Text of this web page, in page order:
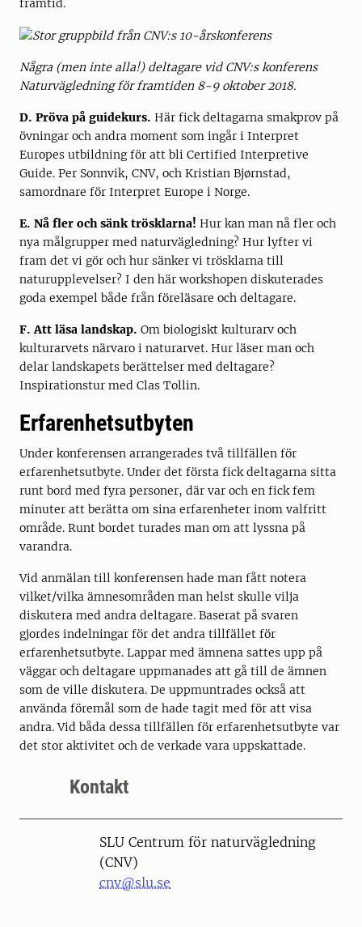
framtid.
Några (men inte alla!) deltagare vid CNV:s konferens
Naturvägledning för framtiden 8-9 oktober 2018.
D. Pröva på guidekurs. Här fick deltagarna smakprov på
övningar och andra moment som ingår i Interpret
Europes utbildning för att bli Certified Interpretive
Guide. Per Sonnvik, CNV, och Kristian Bjørnstad,
samordnare för Interpret Europe i Norge.
E. Nå fler och sänk trösklarna! Hur kan man nå fler och
nya målgrupper med naturvägledning? Hur lyfter vi
fram det vi gör och hur sänker vi trösklarna till
naturupplevelser? I den här workshopen diskuterades
goda exempel både från föreläsare och deltagare.
F. Att läsa landskap. Om biologiskt kulturarv och
kulturarvets närvaro i naturarvet. Hur läser man och
delar landskapets berättelser med deltagare?
Inspirationstur med Clas Tollin.
Erfarenhetsutbyten
Under konferensen arrangerades två tillfällen för
erfarenhetsutbyte. Under det första fick deltagarna sitta
runt bord med fyra personer, där var och en fick fem
minuter att berätta om sina erfarenheter inom valfritt
område. Runt bordet turades man om att lyssna på
varandra.
Vid anmälan till konferensen hade man fått notera
vilket/vilka ämnesområden man helst skulle vilja
diskutera med andra deltagare. Baserat på svaren
gjordes indelningar för det andra tillfället för
erfarenhetsutbyte. Lappar med ämnena sattes upp på
väggar och deltagare uppmanades att gå till de ämnen
som de ville diskutera. De uppmuntrades också att
använda föremål som de hade tagit med för att visa
andra. Vid båda dessa tillfällen för erfarenhetsutbyte var
det stor aktivitet och de verkade vara uppskattade.
Kontakt
SLU Centrum för naturvägledning
(CNV)
cnv@slu.se